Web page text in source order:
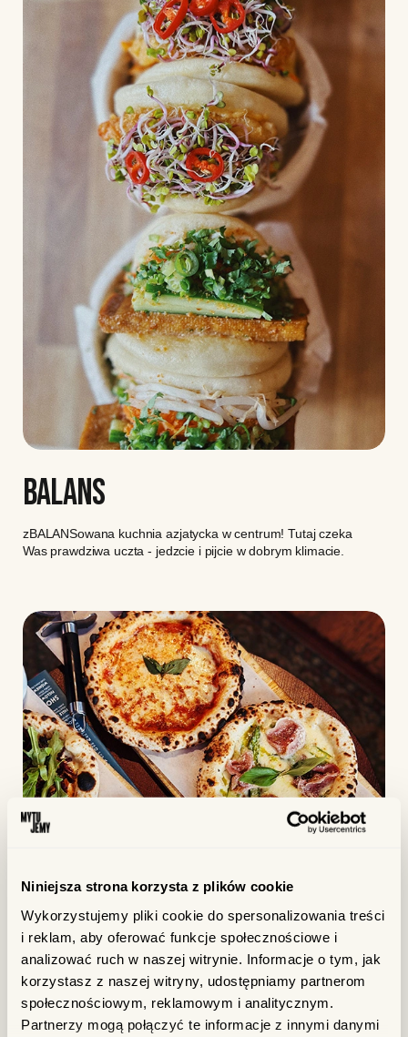
Niniejsza strona korzysta z plików cookie
Wykorzystujemy pliki cookie do spersonalizowania treści
i reklam, aby oferować funkcje społecznościowe i
analizować ruch w naszej witrynie. Informacje o tym, jak
korzystasz z naszej witryny, udostępniamy partnerom
społecznościowym, reklamowym i analitycznym.
Partnerzy mogą połączyć te informacje z innymi danymi
BALANS
zBALANSowana kuchnia azjatycka w centrum! Tutaj czeka
Was prawdziwa uczta - jedzcie i pijcie w dobrym klimacie.